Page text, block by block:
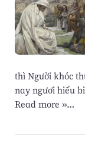
thì Người khóc
nay ngươi hiểu
Read more »…